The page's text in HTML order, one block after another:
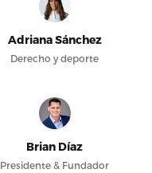
Adriana Sánchez
Derecho y deporte
Brian Díaz
Presidente & Fundador